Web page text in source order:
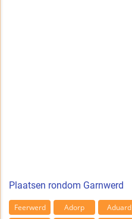
Plaatsen rondom Garnwerd
Feerwerd Adorp Aduard